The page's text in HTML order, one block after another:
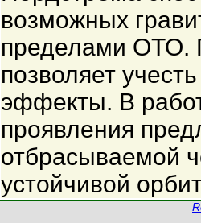
возможных
пределами ОТО.
позволяет
эффекты. В
проявления
отбрасываемой
устойчивой